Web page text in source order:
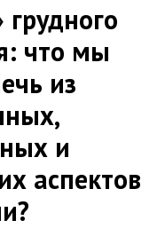
что мы
из
и
аспектов